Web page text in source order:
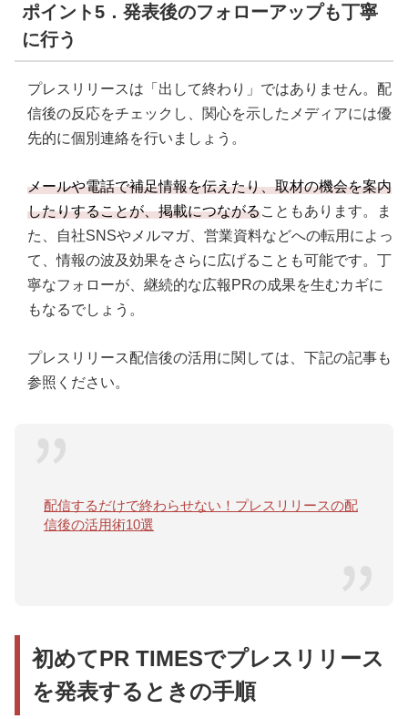
ポイント5．発表後のフォローアップも丁寧
に行う
プレスリリースは「出して終わり」ではありません。配
信後の反応をチェックし、関心を示したメディアには優
先的に個別連絡を行いましょう。
メールや電話で補足情報を伝えたり、取材の機会を案内
したりすることが、掲載につながることもあります。ま
た、自社SNSやメルマガ、営業資料などへの転用によっ
て、情報の波及効果をさらに広げることも可能です。丁
寧なフォローが、継続的な広報PRの成果を生むカギに
もなるでしょう。
プレスリリース配信後の活用に関しては、下記の記事も
参照ください。
配信するだけで終わらせない！プレスリリースの配
信後の活用術10選
初めてPR TIMESでプレスリリース
を発表するときの手順